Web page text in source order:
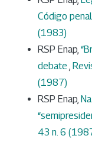
Código penal
(1983)
RSP Enap,
debate
(1987)
RSP Enap,
43 n. 6